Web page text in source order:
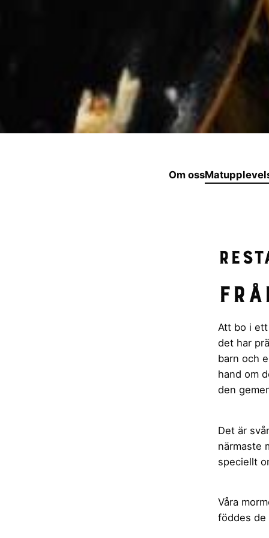
Om oss
Att bo i
det har
barn och
hand om
den
Det är
närmaste
speciellt
Våra
föddes de